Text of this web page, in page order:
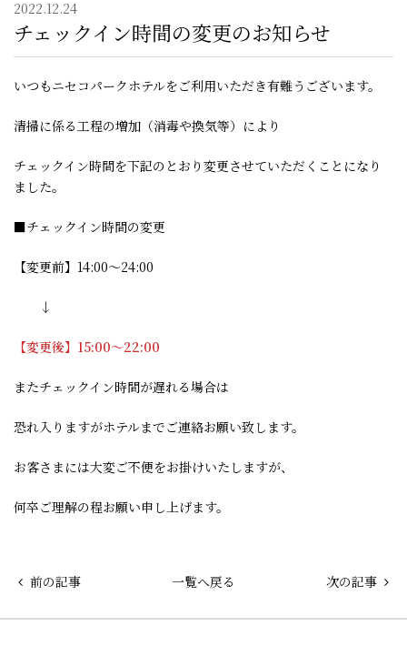
2022.12.24
チェックイン時間の変更のお知らせ
いつもニセコパークホテルをご利用いただき有難うございます。
清掃に係る工程の増加（消毒や換気等）により
チェックイン時間を下記のとおり変更させていただくことになり
ました。
■チェックイン時間の変更
【変更前】14:00～24:00
↓
【変更後】15:00～22:00
またチェックイン時間が遅れる場合は
恐れ入りますがホテルまでご連絡お願い致します。
お客さまには大変ご不便をお掛けいたしますが、
何卒ご理解の程お願い申し上げます。
前の記事 一覧へ戻る 次の記事